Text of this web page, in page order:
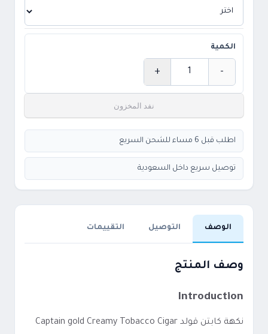
الكمية
-
+
نفد المخزون
اطلب قبل 6 مساء للشحن السريع
توصيل سريع داخل السعودية
الوصف التوصيل التقييمات
وصف المنتج
Introduction
نكهة كابتن قولد Captain gold Creamy Tobacco Cigar